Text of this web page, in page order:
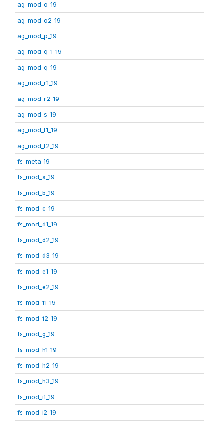
ag_mod_o_19
ag_mod_o2_19
ag_mod_p_19
ag_mod_q_1_19
ag_mod_q_19
ag_mod_r1_19
ag_mod_r2_19
ag_mod_s_19
ag_mod_t1_19
ag_mod_t2_19
fs_meta_19
fs_mod_a_19
fs_mod_b_19
fs_mod_c_19
fs_mod_d1_19
fs_mod_d2_19
fs_mod_d3_19
fs_mod_e1_19
fs_mod_e2_19
fs_mod_f1_19
fs_mod_f2_19
fs_mod_g_19
fs_mod_h1_19
fs_mod_h2_19
fs_mod_h3_19
fs_mod_i1_19
fs_mod_i2_19